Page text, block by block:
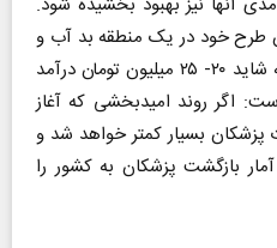
طرح خود در یک منطقه بد آب و
هواست، اکنون با دریافت کارانه شاید ۲۰- ۲۵ میلیون تومان درآمد
اگر روند امیدبخشی که آغاز
پزشکان بسیار کمتر خواهد شد و
آمار بازگشت پزشکان به کشور را